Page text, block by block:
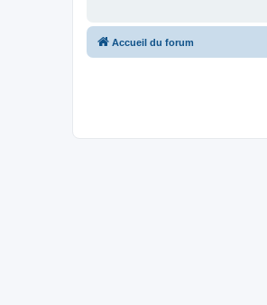
Accueil du forum